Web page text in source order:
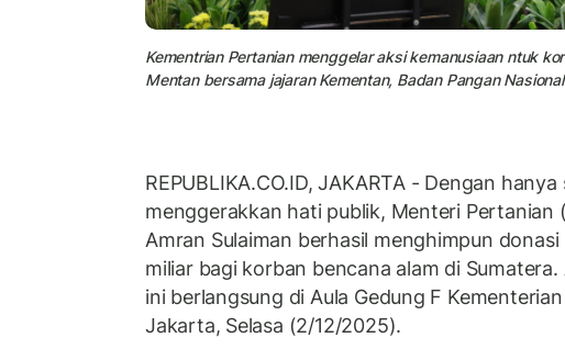
Kementrian Pertanian menggelar aksi kemanusiaan ntuk
Mentan bersama jajaran Kementan, Badan Pangan
REPUBLIKA.CO.ID, JAKARTA - Dengan hanya
menggerakkan hati publik, Menteri Pertanian
Amran Sulaiman berhasil menghimpun donasi
miliar bagi korban bencana alam di Sumatera.
ini berlangsung di Aula Gedung F
Jakarta, Selasa (2/12/2025).